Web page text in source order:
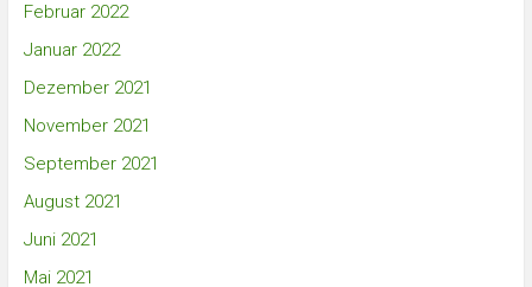
Februar 2022
Januar 2022
Dezember 2021
November 2021
September 2021
August 2021
Juni 2021
Mai 2021